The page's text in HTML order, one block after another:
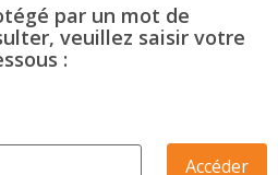
par un mot de
veuillez saisir votre
: